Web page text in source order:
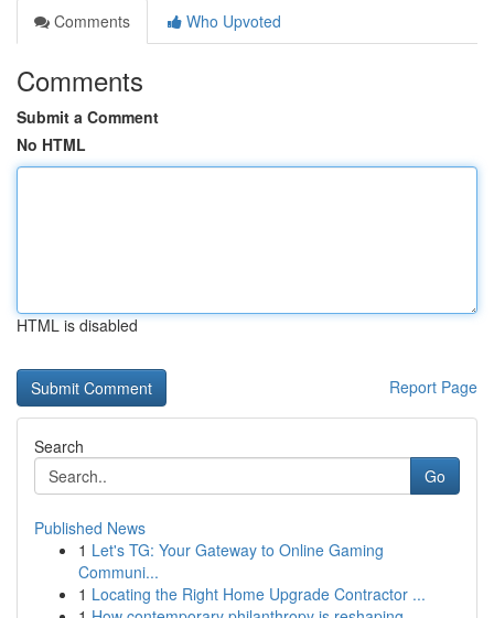
Comments
Who Upvoted
Comments
Submit a Comment
No HTML
HTML is disabled
Report Page
Search
Go
Published News
1 Let's TG: Your Gateway to Online Gaming
Communi...
1 Locating the Right Home Upgrade Contractor ...